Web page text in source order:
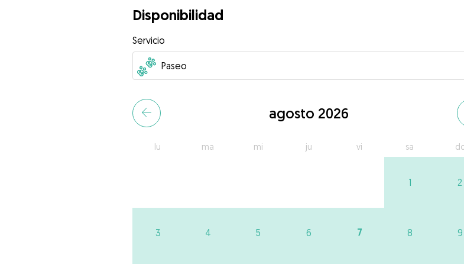
Disponibilidad
Servicio
agosto 2026
lu ma mi ju vi sa
1 2
3 4 5 6 7 8 9